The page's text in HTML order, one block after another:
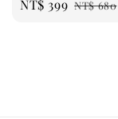
Sale
NT$ 399 Regular
NT$ 680